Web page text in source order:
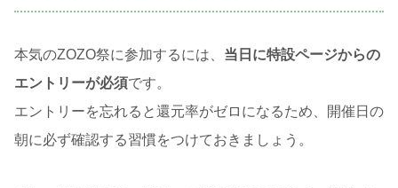
本気のZOZO祭に参加するには、 当日に特設ページからの
エントリーが必須です。
エントリーを忘れると還元率がゼロになるため、開催日の
朝に必ず確認する習慣をつけておきましょう。